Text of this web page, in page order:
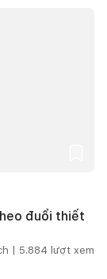
đuổi thiết
| 5.884 lượt xem